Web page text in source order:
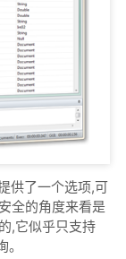
供了一个选项,可
全的角度来看是
,它似乎只支持